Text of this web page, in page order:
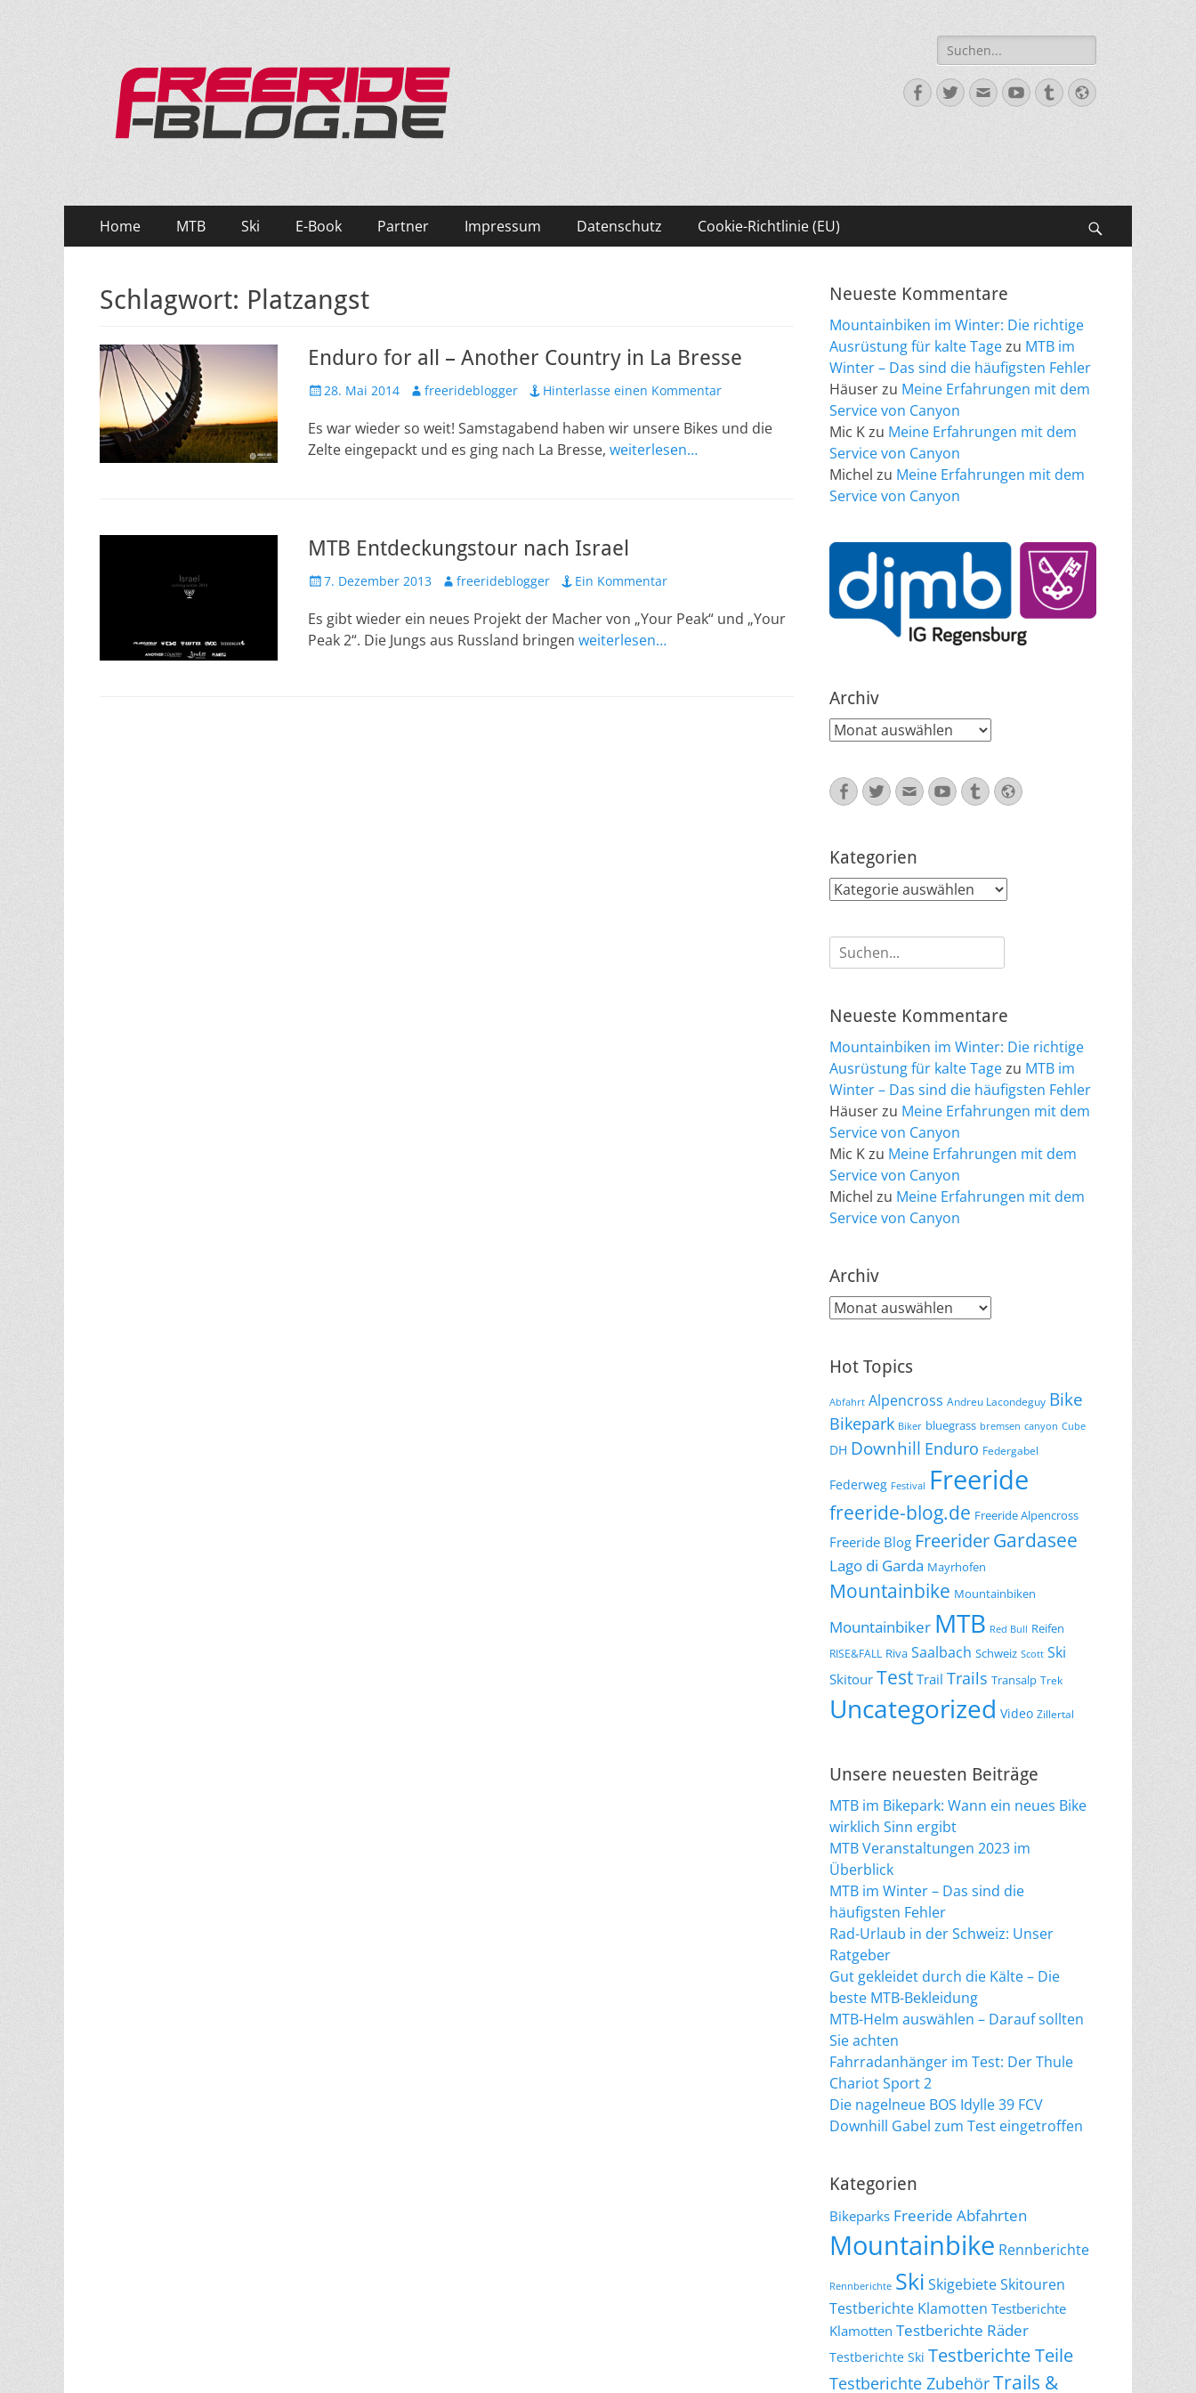
Suche
nach:
Facebook
Twitter
E-
Mail
YouTube
TumblrWebsite
Primäres
Menü
Inhalt
Home MTB Ski E-Book Partner Impressum Datenschutz Cookie-Richtlinie (EU)
Schlagwort: Platzangst
Enduro for all – Another Country in La Bresse
Veröffentlicht
28. Mai 2014 Autorfreerideblogger Hinterlasse einen Kommentar
Es war wieder so weit! Samstagabend haben wir unsere Bikes und die
Zelte eingepackt und es ging nach La Bresse, weiterlesen…
MTB Entdeckungstour nach Israel
Veröffentlicht
7. Dezember 2013 Autorfreerideblogger Ein Kommentar
Es gibt wieder ein neues Projekt der Macher von „Your Peak“ und „Your
Peak 2“. Die Jungs aus Russland bringen weiterlesen…
Neueste Kommentare
Mountainbiken im Winter: Die richtige
Ausrüstung für kalte Tagezu MTB im
Winter – Das sind die häufigsten Fehler
Häuserzu Meine Erfahrungen mit dem
Service von Canyon
Mic Kzu Meine Erfahrungen mit dem
Service von Canyon
Michel zu Meine Erfahrungen mit dem
Service von Canyon
Archiv
Archiv
Facebook
Twitter
E-
Mail
YouTube
TumblrWebsite
Kategorien
Kategorien
Suche
nach:
Neueste Kommentare
Mountainbiken im Winter: Die richtige
Ausrüstung für kalte Tagezu MTB im
Winter – Das sind die häufigsten Fehler
Häuserzu Meine Erfahrungen mit dem
Service von Canyon
Mic Kzu Meine Erfahrungen mit dem
Service von Canyon
Michel zu Meine Erfahrungen mit dem
Service von Canyon
Archiv
Archiv
Hot Topics
Abfahrt Alpencross Andreu Lacondeguy Bike
Bikepark Biker bluegrass bremsen canyon Cube
DH Downhill Enduro Federgabel
Federweg Festival Freeride
freeride-blog.de Freeride Alpencross
Freeride Blog FreeriderGardasee
Lago di Garda Mayrhofen
Mountainbike Mountainbiken
Mountainbiker MTB Red Bull Reifen
RISE&FALL Riva Saalbach Schweiz Scott Ski
Skitour Test Trail Trails Transalp Trek
Uncategorized Video Zillertal
Unsere neuesten Beiträge
MTB im Bikepark: Wann ein neues Bike
wirklich Sinn ergibt
MTB Veranstaltungen 2023 im
Überblick
MTB im Winter – Das sind die
häufigsten Fehler
Rad-Urlaub in der Schweiz: Unser
Ratgeber
Gut gekleidet durch die Kälte – Die
beste MTB-Bekleidung
MTB-Helm auswählen – Darauf sollten
Sie achten
Fahrradanhänger im Test: Der Thule
Chariot Sport 2
Die nagelneue BOS Idylle 39 FCV
Downhill Gabel zum Test eingetroffen
Kategorien
Bikeparks Freeride Abfahrten
Mountainbike Rennberichte
Rennberichte Ski SkigebieteSkitouren
Testberichte Klamotten Testberichte
Klamotten Testberichte Räder
Testberichte Ski Testberichte Teile
Testberichte ZubehörTrails &